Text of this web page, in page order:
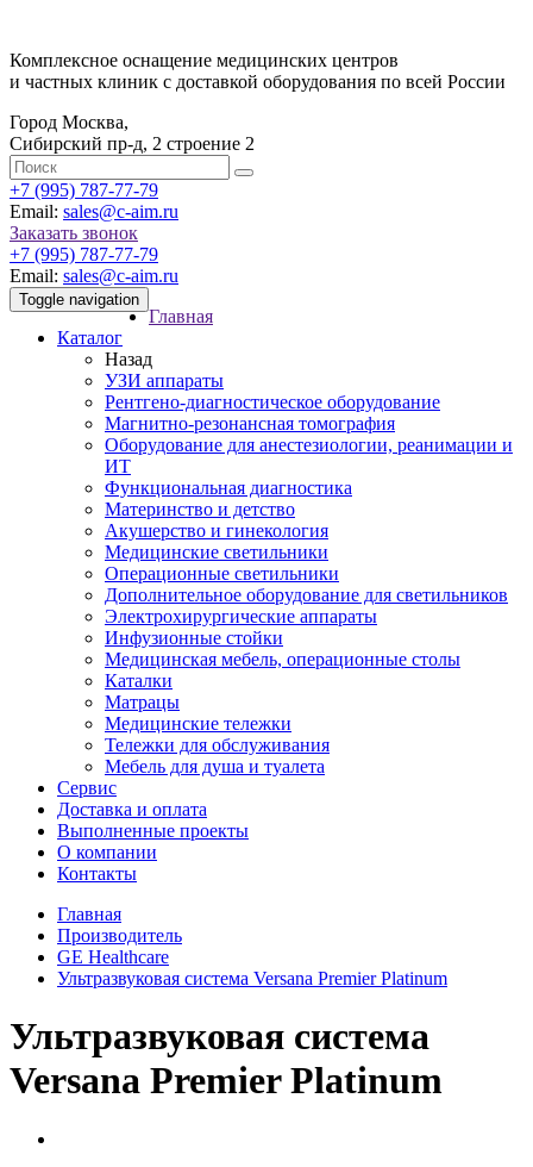
Комплексное оснащение медицинских центров
и частных клиник с доставкой оборудования по всей России
Город Москва,
Сибирский пр-д, 2 строение 2
‎+7 (995) 787-77-79
Email: sales@c-aim.ru
Заказать звонок
‎+7 (995) 787-77-79
Email: sales@c-aim.ru
Toggle navigation
Главная
Каталог
Назад
УЗИ аппараты
Рентгено-диагностическое оборудование
Магнитно-резонансная томография
Оборудование для анестезиологии, реанимации и
ИТ
Функциональная диагностика
Материнство и детство
Акушерство и гинекология
Медицинские светильники
Операционные светильники
Дополнительное оборудование для светильников
Электрохирургические аппараты
Инфузионные стойки
Медицинская мебель, операционные столы
Каталки
Матрацы
Медицинские тележки
Тележки для обслуживания
Мебель для душа и туалета
Сервис
Доставка и оплата
Выполненные проекты
О компании
Контакты
Главная
Производитель
GE Healthcare
Ультразвуковая система Versana Premier Platinum
Ультразвуковая система
Versana Premier Platinum